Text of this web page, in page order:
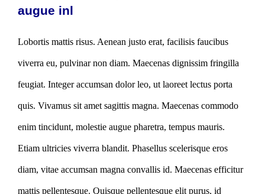
augue inl
Lobortis mattis risus. Aenean justo erat, facilisis faucibus
viverra eu, pulvinar non diam. Maecenas dignissim fringilla
feugiat. Integer accumsan dolor leo, ut laoreet lectus porta
quis. Vivamus sit amet sagittis magna. Maecenas commodo
enim tincidunt, molestie augue pharetra, tempus mauris.
Etiam ultricies viverra blandit. Phasellus scelerisque eros
diam, vitae accumsan magna convallis id. Maecenas efficitur
mattis pellentesque. Quisque pellentesque elit purus, id